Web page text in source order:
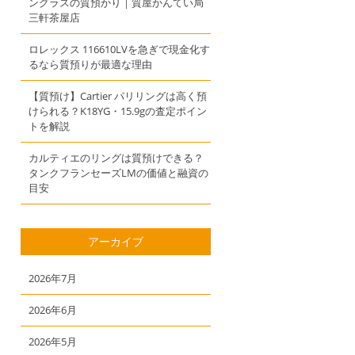
三軒茶屋店
ロレックス 116610LVを急ぎで現金化す
るなら質預りが最適な理由
【質預け】Cartier パリリングは高く預
けられる？K18YG・15.9gの査定ポイン
トを解説
カルティエのリングは質預けできる？
タンクフランセーズLMの価値と融資の
目安
アーカイブ
2026年7月
2026年6月
2026年5月